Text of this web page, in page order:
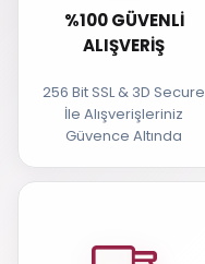
%100 GÜVENLI
ALIŞVERIŞ
256 Bit SSL & 3D Secure
İle Alışverişleriniz
Güvence Altında